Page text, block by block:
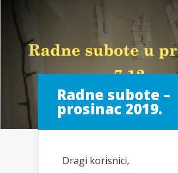
Radne subote –
prosinac 2019.
Dragi korisnici,